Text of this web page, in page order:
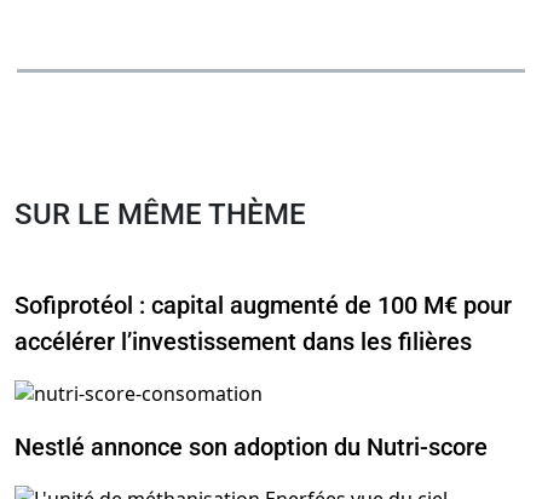
SUR LE MÊME THÈME
Sofiprotéol : capital augmenté de 100 M€ pour
accélérer l’investissement dans les filières
Nestlé annonce son adoption du Nutri-score